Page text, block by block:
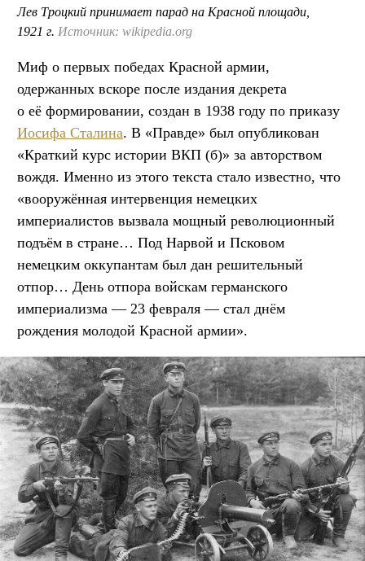
Лев Троцкий принимает парад на Красной площади,
1921 г. Источник: wikipedia.org
Миф о первых победах Красной армии,
одержанных вскоре после издания декрета
о её формировании, создан в 1938 году по приказу
Иосифа Сталина. В «Правде» был опубликован
«Краткий курс истории ВКП (б)» за авторством
вождя. Именно из этого текста стало известно, что
«вооружённая интервенция немецких
империалистов вызвала мощный революционный
подъём в стране… Под Нарвой и Псковом
немецким оккупантам был дан решительный
отпор… День отпора войскам германского
империализма — 23 февраля — стал днём
рождения молодой Красной армии».